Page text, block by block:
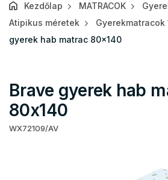
Kezdőlap MATRACOK
Atipikus méretek
Gyerekmatracok
gyerek hab matrac 80x140
Brave gyerek hab
80x140
WX72109/AV